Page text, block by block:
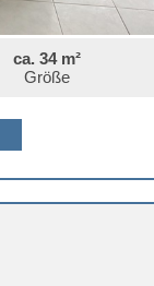
ca. 34 m²
Größe